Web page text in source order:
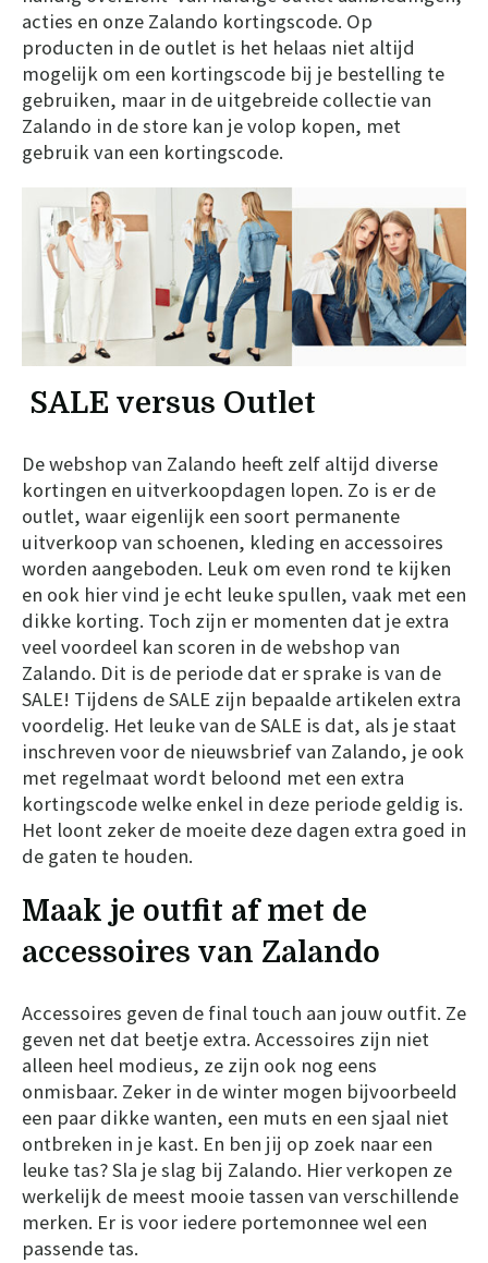
acties en onze Zalando kortingscode. Op
producten in de outlet is het helaas niet altijd
mogelijk om een kortingscode bij je bestelling te
gebruiken, maar in de uitgebreide collectie van
Zalando in de store kan je volop kopen, met
gebruik van een kortingscode.
SALE versus Outlet
De webshop van Zalando heeft zelf altijd diverse
kortingen en uitverkoopdagen lopen. Zo is er de
outlet, waar eigenlijk een soort permanente
uitverkoop van schoenen, kleding en accessoires
worden aangeboden. Leuk om even rond te kijken
en ook hier vind je echt leuke spullen, vaak met een
dikke korting. Toch zijn er momenten dat je extra
veel voordeel kan scoren in de webshop van
Zalando. Dit is de periode dat er sprake is van de
SALE! Tijdens de SALE zijn bepaalde artikelen extra
voordelig. Het leuke van de SALE is dat, als je staat
inschreven voor de nieuwsbrief van Zalando, je ook
met regelmaat wordt beloond met een extra
kortingscode welke enkel in deze periode geldig is.
Het loont zeker de moeite deze dagen extra goed in
de gaten te houden.
Maak je outfit af met de
accessoires van Zalando
Accessoires geven de final touch aan jouw outfit. Ze
geven net dat beetje extra. Accessoires zijn niet
alleen heel modieus, ze zijn ook nog eens
onmisbaar. Zeker in de winter mogen bijvoorbeeld
een paar dikke wanten, een muts en een sjaal niet
ontbreken in je kast. En ben jij op zoek naar een
leuke tas? Sla je slag bij Zalando. Hier verkopen ze
werkelijk de meest mooie tassen van verschillende
merken. Er is voor iedere portemonnee wel een
passende tas.